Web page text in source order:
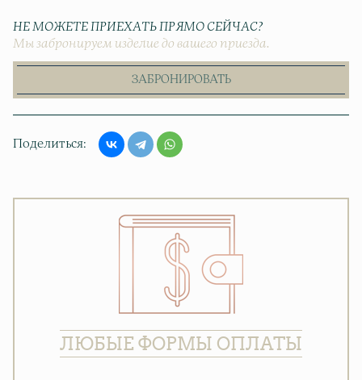
НЕ МОЖЕТЕ ПРИЕХАТЬ ПРЯМО СЕЙЧАС?
Мы забронируем изделие до вашего приезда.
ЗАБРОНИРОВАТЬ
Поделиться
ЛЮБЫЕ ФОРМЫ ОПЛАТЫ